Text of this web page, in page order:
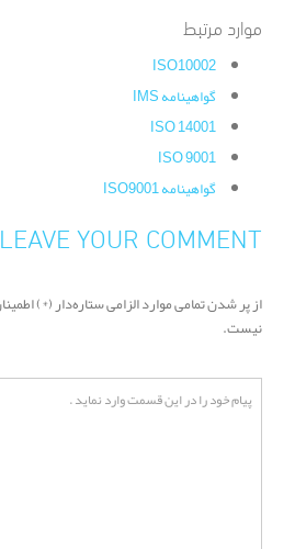
موارد مرتبط
ISO10002
گواهینامه IMS
ISO 14001
ISO 9001
گواهینامه ISO9001
LEAVE YOUR COMMENT
نیست.